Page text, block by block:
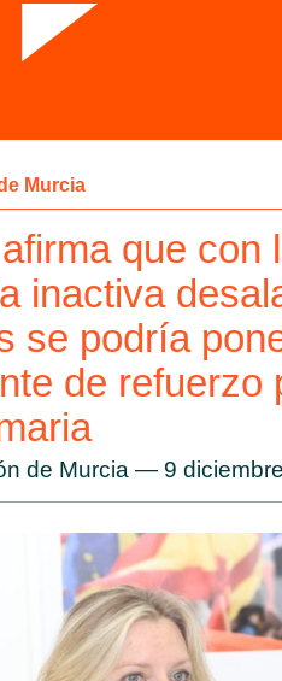
Murcia
que con
inactiva
se podría
de refuerzo
de Murcia — 9